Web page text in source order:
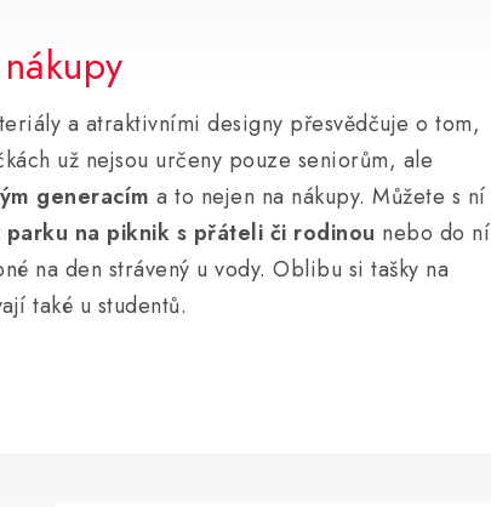
a atraktivními designy přesvědčuje o tom,
už nejsou určeny pouze seniorům, ale
generacím a to nejen na nákupy. Můžete s ní
parku na piknik s přáteli či rodinou nebo do ní
na den strávený u vody. Oblibu si tašky na
také u studentů.